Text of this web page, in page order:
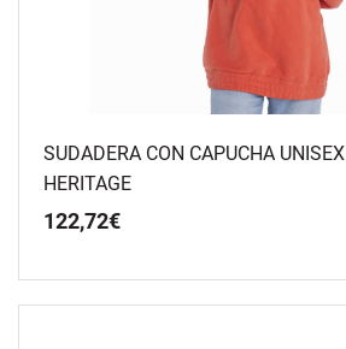
SUDADERA CON CAPUCHA
HERITAGE
122,72€